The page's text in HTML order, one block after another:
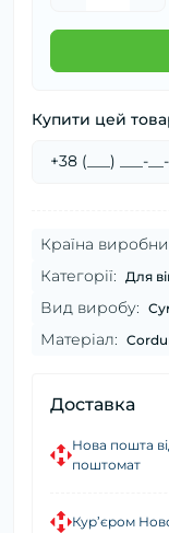
Купити цей
Країна
Категорії: Для
Вид виробу:
Матеріал:
Доставка
Нова пошта
поштомат
Кур’єром